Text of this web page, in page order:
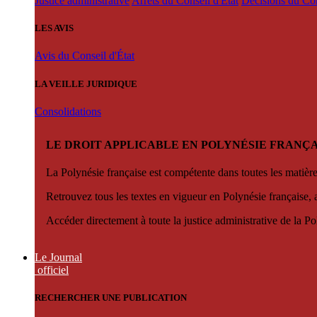
LES AVIS
Avis du Conseil d'État
LA VEILLE JURIDIQUE
Consolidations
LE DROIT APPLICABLE EN POLYNÉSIE
La Polynésie française est compétente dans toutes les
Retrouvez tous les textes en vigueur en Polynésie
Accéder directement à toute la justice administrative de la
Le Journal
officiel
RECHERCHER UNE PUBLICATION